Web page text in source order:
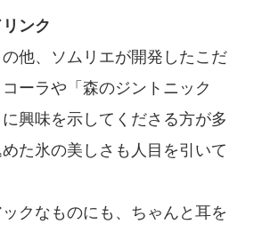
ンク
他、ソムリエが開発したこだ
ーラや「森のジントニック
に興味を示してくださる方が多
た氷の美しさも人目を引いて
クなものにも、ちゃんと耳を